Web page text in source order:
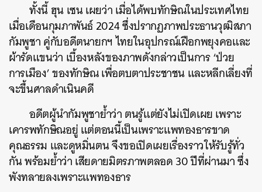
ทั้งนี้ ฮุน เซน เผยว่า เมื่อได้พบทักษิณในประเทศไทย
เมื่อเดือนกุมภาพันธ์ 2024 ซึ่งปรากฏภาพประธานวุฒิสภา
กัมพูชา คู่กับอดีตนายกฯ ไทยในอุปกรณ์เฝือกพยุงคอและ
ผ้ารัดแขนว่า เบื้องหลังของภาพดังกล่าวเป็นการ ‘ป่วย
การเมือง’ ของทักษิณ เพื่อตบตาประชาชน และหลีกเลี่ยงที่
จะขึ้นศาลดำเนินคดี
อดีตผู้นำกัมพูชาย้ำว่า ตนรู้แต่ยังไม่เปิดเผย เพราะ
เคารพทักษิณอยู่ แต่ตอนนี้เป็นเพราะแพทองธารขาด
คุณธรรม และดูหมิ่นตน จึงขอเปิดเผยเรื่องราวให้รับรู้ทั่ว
กัน พร้อมย้ำว่า เสียดายมิตรภาพตลอด 30 ปีที่ผ่านมา ซึ่ง
พังทลายลงเพราะแพทองธาร